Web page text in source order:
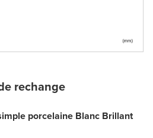
rechange
porcelaine Blanc Brillant